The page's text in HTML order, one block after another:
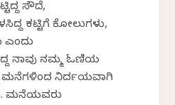
ಸೌದೆ,
ಕಟ್ಟಿಗೆ ಕೋಲುಗಳು,
ಎಂದು
ನಾವು ನಮ್ಮ ಓಣಿಯ
ಮನೆಗಳಿಂದ ನಿರ್ದಯವಾಗಿ
ಮನೆಯವರು